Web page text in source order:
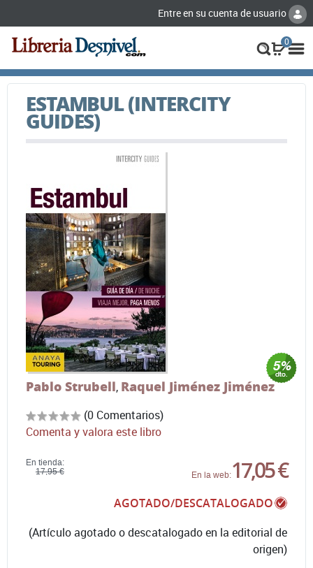
Entre en su cuenta de usuario
0
ESTAMBUL (INTERCITY
GUIDES)
Pablo Strubell, Raquel Jiménez Jiménez
(0 Comentarios)
Comenta y valora este libro
En tienda:
17,95 €
En la web:17,05 €
AGOTADO/DESCATALOGADO
(Artículo agotado o descatalogado en la editorial de
origen)